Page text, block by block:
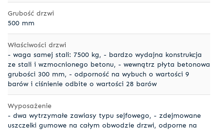
Grubość drzwi
500 mm
Właściwości drzwi
- waga samej stali: 7500 kg, - bardzo wydajna konstrukcja
ze stali i wzmocnionego betonu, - wewnątrz płyta betonowa
grubości 300 mm, - odporność na wybuch o wartości 9
barów i ciśnienie odbite o wartości 28 barów
Wyposażenie
- dwa wytrzymałe zawiasy typu sejfowego, - zdejmowane
uszczelki gumowe na całym obwodzie drzwi, odporne na